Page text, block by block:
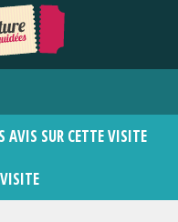
AVIS SUR CETTE VISITE